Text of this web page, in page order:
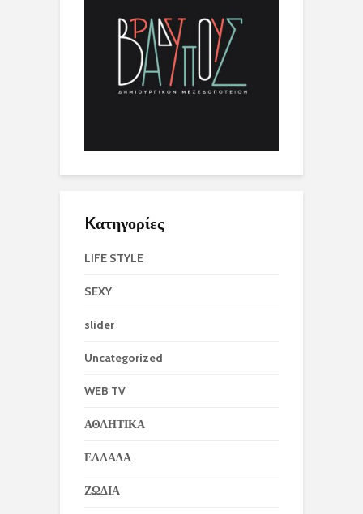
Kατηγορίες
LIFE STYLE
SEXY
slider
Uncategorized
WEB TV
ΑΘΛΗΤΙΚΑ
ΕΛΛΑΔΑ
ΖΩΔΙΑ